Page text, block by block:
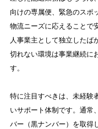
向けの専属便、緊急のスポ
物流ニーズに応えることで
人事業主として独立したば
切れない環境は事業継続に
す。
特に注目すべきは、未経験
いサポート体制です。通常
バー（黒ナンバー）を取得